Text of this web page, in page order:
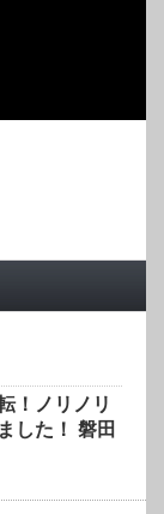
！ノリノリ
した！ 磐田